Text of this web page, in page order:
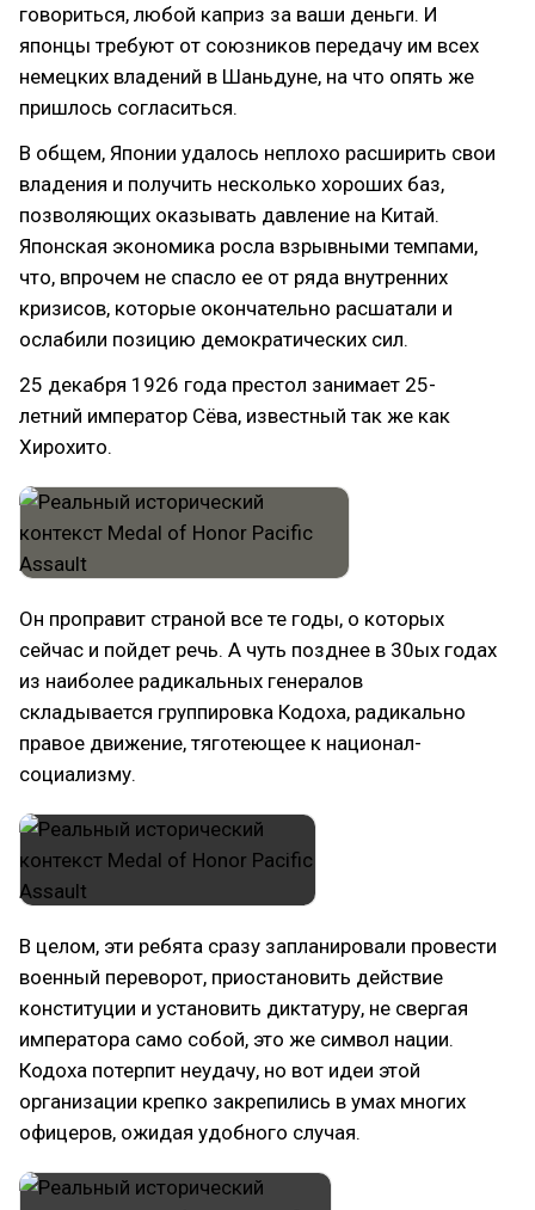
говориться, любой каприз за ваши деньги. И
японцы требуют от союзников передачу им всех
немецких владений в Шаньдуне, на что опять же
пришлось согласиться.
В общем, Японии удалось неплохо расширить свои
владения и получить несколько хороших баз,
позволяющих оказывать давление на Китай.
Японская экономика росла взрывными темпами,
что, впрочем не спасло ее от ряда внутренних
кризисов, которые окончательно расшатали и
ослабили позицию демократических сил.
25 декабря 1926 года престол занимает 25-
летний император Сёва, известный так же как
Хирохито.
Он проправит страной все те годы, о которых
сейчас и пойдет речь. А чуть позднее в 30ых годах
из наиболее радикальных генералов
складывается группировка Кодоха, радикально
правое движение, тяготеющее к национал-
социализму.
В целом, эти ребята сразу запланировали провести
военный переворот, приостановить действие
конституции и установить диктатуру, не свергая
императора само собой, это же символ нации.
Кодоха потерпит неудачу, но вот идеи этой
организации крепко закрепились в умах многих
офицеров, ожидая удобного случая.